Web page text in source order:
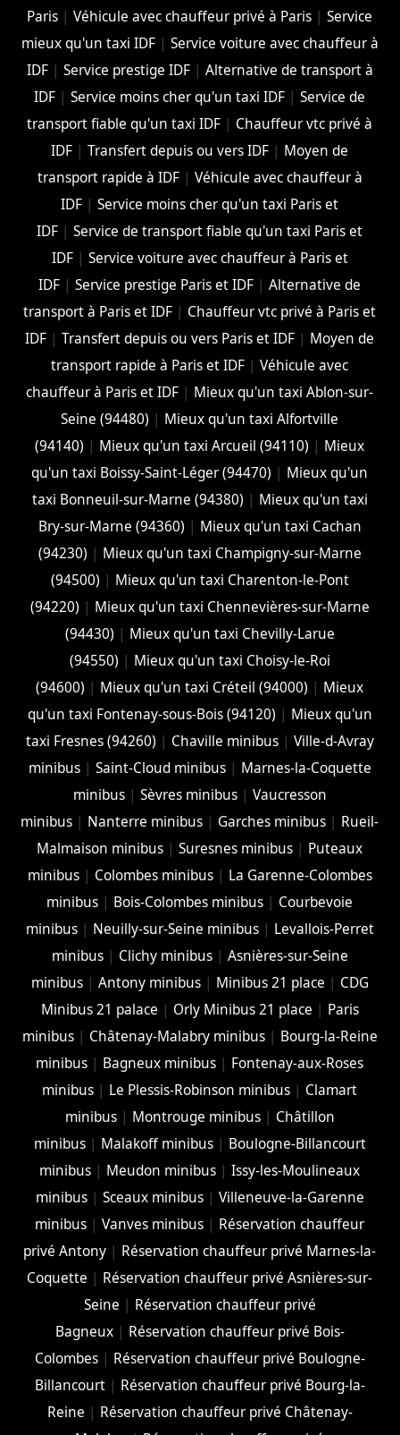
Paris |Véhicule avec chauffeur privé à Paris |Service
mieux qu'un taxi IDF| Service voiture avec chauffeur à
IDF| Service prestige IDF| Alternative de transport à
IDF |Service moins cher qu'un taxi IDF |Service de
transport fiable qu'un taxi IDF | Chauffeur vtc privé à
IDF |Transfert depuis ou vers IDF | Moyen de
transport rapide à IDF| Véhicule avec chauffeur à
IDF |Service moins cher qu'un taxi Paris et
IDF |Service de transport fiable qu'un taxi Paris et
IDF| Service voiture avec chauffeur à Paris et
IDF |Service prestige Paris et IDF |Alternative de
transport à Paris et IDF | Chauffeur vtc privé à Paris et
IDF |Transfert depuis ou vers Paris et IDF | Moyen de
transport rapide à Paris et IDF |Véhicule avec
chauffeur à Paris et IDF | Mieux qu'un taxi Ablon-sur-
Seine (94480) | Mieux qu'un taxi Alfortville
(94140) | Mieux qu'un taxi Arcueil (94110) | Mieux
qu'un taxi Boissy-Saint-Léger (94470) | Mieux qu'un
taxi Bonneuil-sur-Marne (94380) | Mieux qu'un taxi
Bry-sur-Marne (94360) | Mieux qu'un taxi Cachan
(94230) | Mieux qu'un taxi Champigny-sur-Marne
(94500) | Mieux qu'un taxi Charenton-le-Pont
(94220) | Mieux qu'un taxi Chennevières-sur-Marne
(94430) | Mieux qu'un taxi Chevilly-Larue
(94550) | Mieux qu'un taxi Choisy-le-Roi
(94600) | Mieux qu'un taxi Créteil (94000) | Mieux
qu'un taxi Fontenay-sous-Bois (94120) | Mieux qu'un
taxi Fresnes (94260) | Chaville minibus| Ville-d-Avray
minibus| Saint-Cloud minibus| Marnes-la-Coquette
minibus| Sèvres minibus| Vaucresson
minibus | Nanterre minibus | Garches minibus | Rueil-
Malmaison minibus |Suresnes minibus | Puteaux
minibus| Colombes minibus| La Garenne-Colombes
minibus | Bois-Colombes minibus | Courbevoie
minibus| Neuilly-sur-Seine minibus| Levallois-Perret
minibus| Clichy minibus| Asnières-sur-Seine
minibus| Antony minibus| Minibus 21 place | CDG
Minibus 21 palace | Orly Minibus 21 place | Paris
minibus| Châtenay-Malabry minibus| Bourg-la-Reine
minibus | Bagneux minibus | Fontenay-aux-Roses
minibus | Le Plessis-Robinson minibus | Clamart
minibus| Montrouge minibus| Châtillon
minibus| Malakoff minibus| Boulogne-Billancourt
minibus | Meudon minibus |Issy-les-Moulineaux
minibus| Sceaux minibus| Villeneuve-la-Garenne
minibus |Vanves minibus | Réservation chauffeur
privé Antony | Réservation chauffeur privé Marnes-la-
Coquette | Réservation chauffeur privé Asnières-sur-
Seine | Réservation chauffeur privé
Bagneux| Réservation chauffeur privé Bois-
Colombes| Réservation chauffeur privé Boulogne-
Billancourt| Réservation chauffeur privé Bourg-la-
Reine | Réservation chauffeur privé Châtenay-